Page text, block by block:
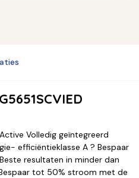
Volledig geïntegreerd
efficiëntieklasse A ? Bespaar
resultaten in minder dan
tot 50% stroom met de